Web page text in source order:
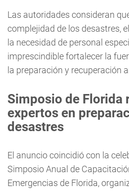
Las autoridades consideran
complejidad de los desastres,
la necesidad de personal
imprescindible fortalecer la
la preparación y recuperación
Simposio de Florida
expertos en
desastres
El anuncio coincidió con la
Simposio Anual de
Emergencias de Florida,